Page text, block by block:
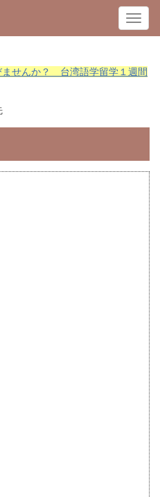
T
o
g
i
ませんか？ 台湾語学留学１週間